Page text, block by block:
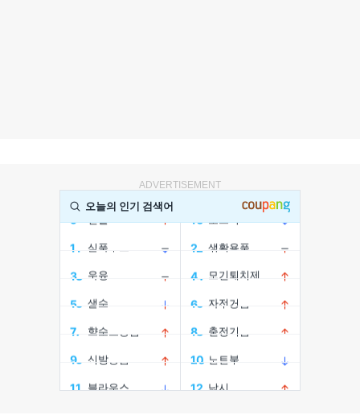
ADVERTISEMENT